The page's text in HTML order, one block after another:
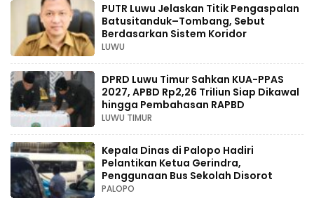
PUTR Luwu Jelaskan Titik Pengaspalan
Batusitanduk–Tombang, Sebut
Berdasarkan Sistem Koridor
LUWU
DPRD Luwu Timur Sahkan KUA-PPAS
2027, APBD Rp2,26 Triliun Siap Dikawal
hingga Pembahasan RAPBD
LUWU TIMUR
Kepala Dinas di Palopo Hadiri
Pelantikan Ketua Gerindra,
Penggunaan Bus Sekolah Disorot
PALOPO